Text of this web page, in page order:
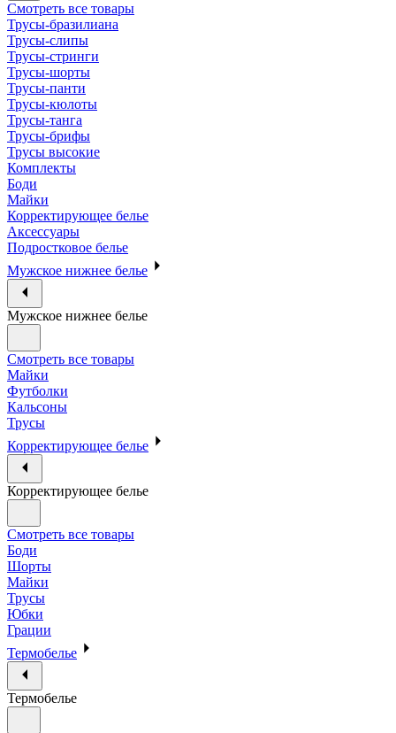
Смотреть все товары
Трусы-бразилиана
Трусы-слипы
Трусы-стринги
Трусы-шорты
Трусы-панти
Трусы-кюлоты
Трусы-танга
Трусы-брифы
Трусы высокие
Комплекты
Боди
Майки
Корректирующее белье
Аксессуары
Подростковое белье
Мужское нижнее белье
Мужское нижнее белье
Смотреть все товары
Майки
Футболки
Кальсоны
Трусы
Корректирующее белье
Корректирующее белье
Смотреть все товары
Боди
Шорты
Майки
Трусы
Юбки
Грации
Термобелье
Термобелье